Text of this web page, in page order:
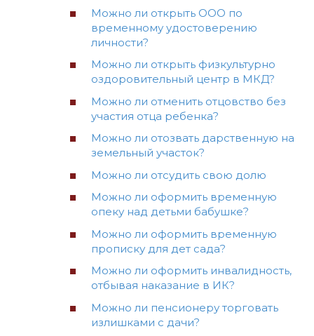
Можно ли открыть ООО по
временному удостоверению
личности?
Можно ли открыть физкультурно
оздоровительный центр в МКД?
Можно ли отменить отцовство без
участия отца ребенка?
Можно ли отозвать дарственную на
земельный участок?
Можно ли отсудить свою долю
Можно ли оформить временную
опеку над детьми бабушке?
Можно ли оформить временную
прописку для дет сада?
Можно ли оформить инвалидность,
отбывая наказание в ИК?
Можно ли пенсионеру торговать
излишками с дачи?